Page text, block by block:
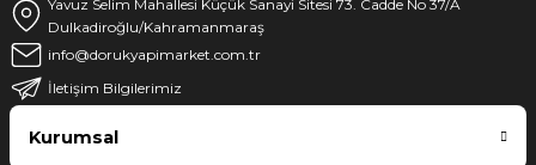
Yavuz Selim Mahallesi Küçük Sanayi Sitesi 73. Cadde No 37/A
Dulkadiroğlu/Kahramanmaraş
info@dorukyapimarket.com.tr
İletişim Bilgilerimiz
Kurumsal